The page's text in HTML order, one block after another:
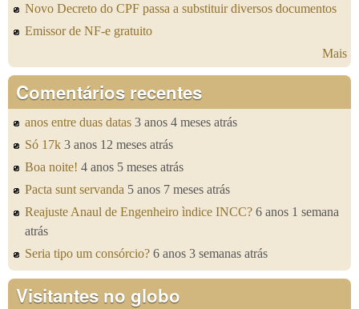
Novo Decreto do CPF passa a substituir diversos documentos
Emissor de NF-e gratuito
Mais
Comentários recentes
anos entre duas datas 3 anos 4 meses atrás
Só 17k 3 anos 12 meses atrás
Boa noite! 4 anos 5 meses atrás
Pacta sunt servanda 5 anos 7 meses atrás
Reajuste Anaul de Engenheiro ìndice INCC? 6 anos 1 semana
atrás
Seria tipo um consórcio? 6 anos 3 semanas atrás
Visitantes no globo